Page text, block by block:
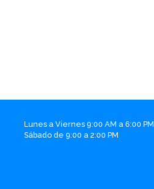
Lunes a Viernes 9:00 AM a 6:00 PM
Sábado de 9:00 a 2:00 PM